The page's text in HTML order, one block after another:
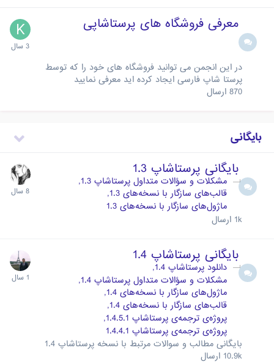
معرفی فروشگاه های پرستاشاپی
در این انجمن می توانید فروشگاه های خود را که توسط
پرستا شاپ فارسی ایجاد کرده اید معرفی نمایید
870 ارسال
بایگانی
بایگانی پرستاشاپ 1.3
مشکلات و سؤالات متداول پرستاشاپ 1.3
قالب‌های سازگار با نسخه‌های 1.3
ماژول‌های سازگار با نسخه‌های 1.3
1k ارسال
بایگانی پرستاشاپ 1.4
دانلود پرستاشاپ 1.4
مشکلات و سؤالات متداول پرستاشاپ 1.4
ماژول‌های سازگار با نسخه‌های 1.4
قالب‌های سازگار با نسخه‌های 1.4
پروژه‌ی ترجمه‌ی پرستاشاپ 1.4.5.1
پروژه‌ی ترجمه‌ی پرستاشاپ 1.4.4.1
بایگانی مطالب و سوالات مرتبط با نسخه پرستاشاپ 1.4
10.9k ارسال